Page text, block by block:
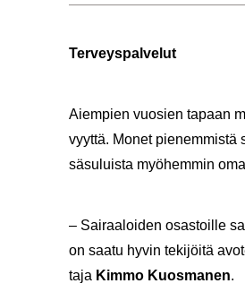
Ter­veys­pal­ve­lut
Ai­em­pien vuo­sien ta­paan
vyyt­tä. Monet
sä­su­luis­ta myö­hem­min
– Sai­raa­loi­den osas­toil­le
on saatu hyvin te­ki­jöi­tä
ta­ja Kimmo Kuos­ma­nen.